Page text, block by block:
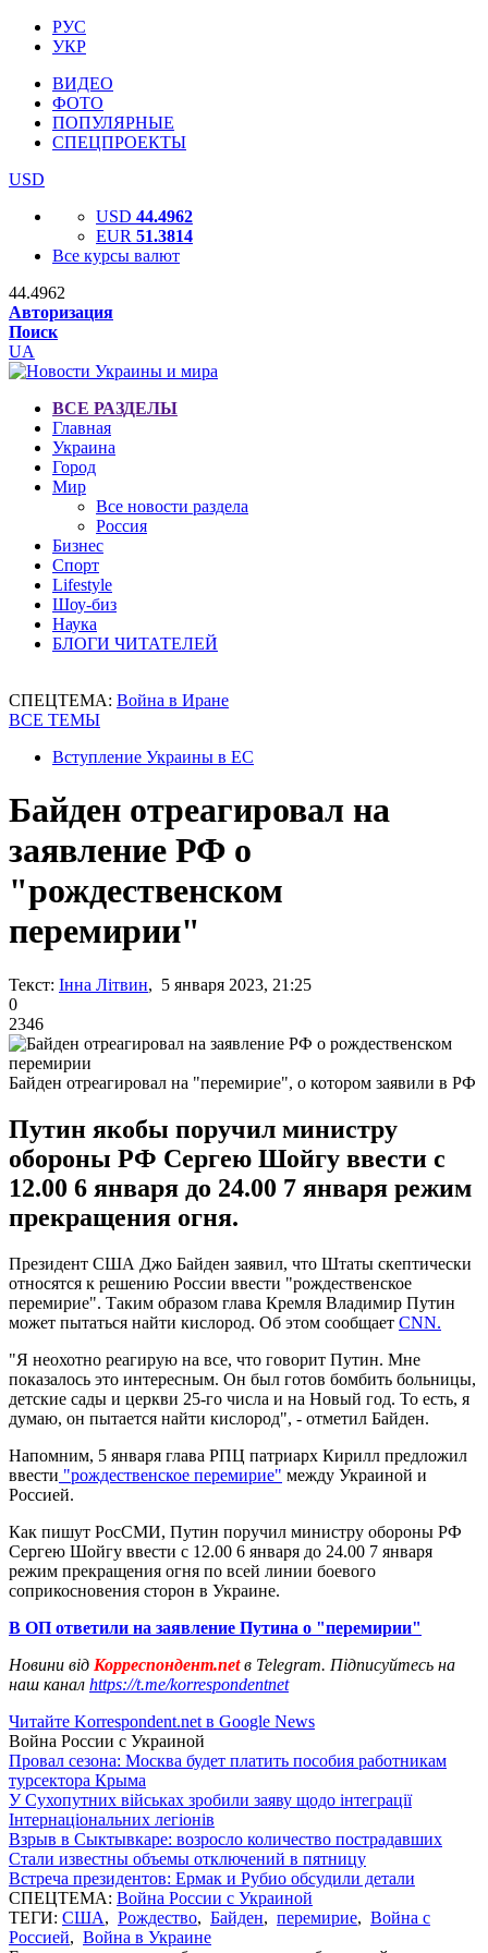
РУС
УКР
ВИДЕО
ФОТО
ПОПУЛЯРНЫЕ
СПЕЦПРОЕКТЫ
USD
USD 44.4962
EUR 51.3814
Все курсы валют
44.4962
Авторизация
Поиск
UA
ВСЕ РАЗДЕЛЫ
Главная
Украина
Город
Мир
Все новости раздела
Россия
Бизнес
Спорт
Lifestyle
Шоу-биз
Наука
БЛОГИ ЧИТАТЕЛЕЙ
СПЕЦТЕМА: Война в Иране
ВСЕ ТЕМЫ
Вступление Украины в ЕС
Байден отреагировал на
заявление РФ о
"рождественском
перемирии"
Текст: Інна Літвин, 5 января 2023, 21:25
0
2346
Байден отреагировал на "перемирие", о котором заявили в РФ
Путин якобы поручил министру
обороны РФ Сергею Шойгу ввести с
12.00 6 января до 24.00 7 января режим
прекращения огня.
Президент США Джо Байден заявил, что Штаты скептически
относятся к решению России ввести "рождественское
перемирие". Таким образом глава Кремля Владимир Путин
может пытаться найти кислород. Об этом сообщает CNN.
"Я неохотно реагирую на все, что говорит Путин. Мне
показалось это интересным. Он был готов бомбить больницы,
детские сады и церкви 25-го числа и на Новый год. То есть, я
думаю, он пытается найти кислород", - отметил Байден.
Напомним, 5 января глава РПЦ патриарх Кирилл предложил
ввести "рождественское перемирие" между Украиной и
Россией.
Как пишут РосСМИ, Путин поручил министру обороны РФ
Сергею Шойгу ввести с 12.00 6 января до 24.00 7 января
режим прекращения огня по всей линии боевого
соприкосновения сторон в Украине.
В ОП ответили на заявление Путина о "перемирии"
Новини від Корреспондент.netв Telegram. Підписуйтесь на
наш канал https://t.me/korrespondentnet
Читайте Korrespondent.net в Google News
Война России с Украиной
Провал сезона: Москва будет платить пособия работникам
турсектора Крыма
У Сухопутних військах зробили заяву щодо інтеграції
Інтернаціональних легіонів
Взрыв в Сыктывкаре: возросло количество пострадавших
Стали известны объемы отключений в пятницу
Встреча президентов: Ермак и Рубио обсудили детали
СПЕЦТЕМА: Война России с Украиной
ТЕГИ: США, Рождество, Байден, перемирие, Война с
Россией, Война в Украине